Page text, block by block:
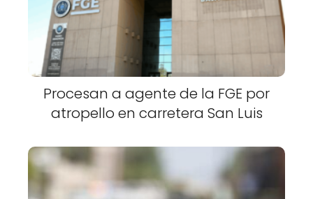
Procesan a agente de la FGE por
atropello en carretera San Luis